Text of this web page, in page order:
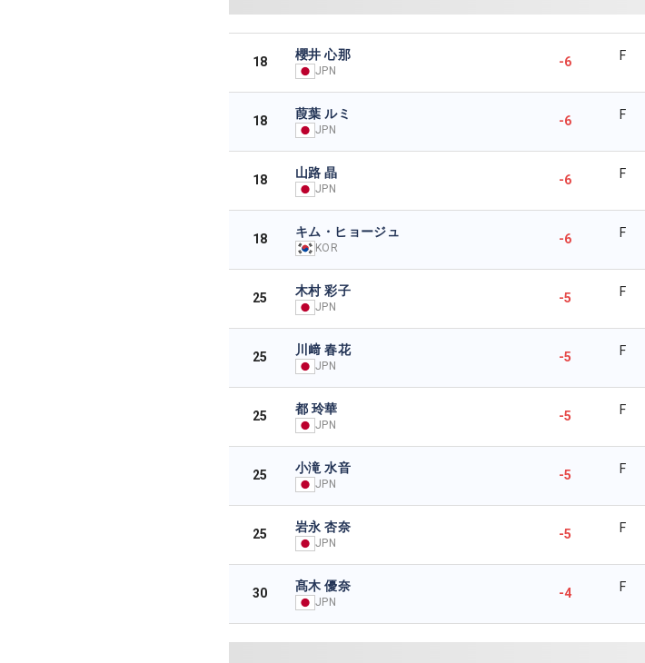
18 櫻井 心那
JPN
-6 F
18 葭葉 ルミ
JPN
-6 F
18 山路 晶
JPN
-6 F
18 キム・ヒョージュ
KOR
-6 F
25 木村 彩子
JPN
-5 F
25 川﨑 春花
JPN
-5 F
25 都 玲華
JPN
-5 F
25 小滝 水音
JPN
-5 F
25 岩永 杏奈
JPN
-5 F
30 髙木 優奈
JPN
-4 F